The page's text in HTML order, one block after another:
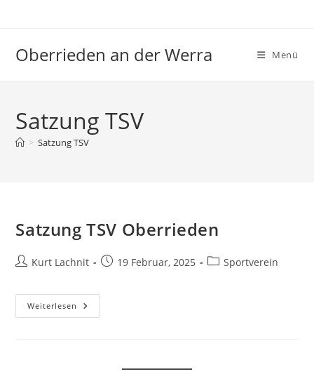
Oberrieden an der Werra Menü
Satzung TSV
> Satzung TSV
Satzung TSV Oberrieden
Beitrags-
Kurt Lachnit
Beitrag19 Februar, 2025
Beitrags-
Sportverein
Weiterlesen Satzung
TSV